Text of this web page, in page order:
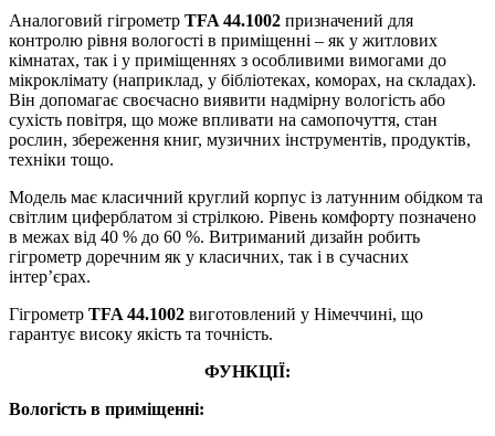
Аналоговий гігрометр TFA 44.1002 призначений для
контролю рівня вологості в приміщенні – як у житлових
кімнатах, так і у приміщеннях з особливими вимогами до
мікроклімату (наприклад, у бібліотеках, коморах, на складах).
Він допомагає своєчасно виявити надмірну вологість або
сухість повітря, що може впливати на самопочуття, стан
рослин, збереження книг, музичних інструментів, продуктів,
техніки тощо.
Модель має класичний круглий корпус із латунним обідком та
світлим циферблатом зі стрілкою. Рівень комфорту позначено
в межах від 40 % до 60 %. Витриманий дизайн робить
гігрометр доречним як у класичних, так і в сучасних
інтер’єрах.
Гігрометр TFA 44.1002 виготовлений у Німеччині, що
гарантує високу якість та точність.
ФУНКЦІЇ:
Вологість в приміщенні: